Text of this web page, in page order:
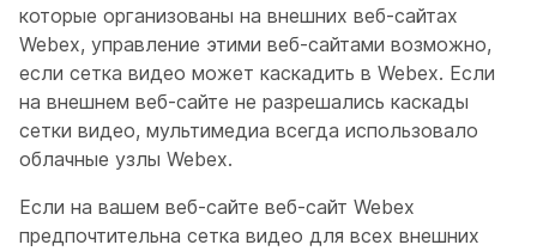
которые организованы на внешних веб-сайтах
Webex, управление этими веб-сайтами возможно,
если сетка видео может каскадить в Webex. Если
на внешнем веб-сайте не разрешались каскады
сетки видео, мультимедиа всегда использовало
облачные узлы Webex.
Если на вашем веб-сайте веб-сайт Webex
предпочтительна сетка видео для всех внешних